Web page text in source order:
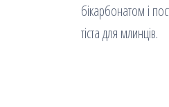
бікарбонатом і
тіста для млинців.